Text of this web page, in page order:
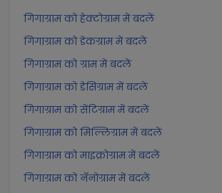
गिगाग्राम को हेक्टोग्राम में बदलें
गिगाग्राम को डेकग्राम में बदलें
गिगाग्राम को ग्राम में बदलें
गिगाग्राम को डेसिग्राम में बदलें
गिगाग्राम को सेंटिग्राम में बदलें
गिगाग्राम को मिल्लिग्राम में बदलें
गिगाग्राम को माइक्रोग्राम में बदलें
गिगाग्राम को नॅनोग्राम में बदलें